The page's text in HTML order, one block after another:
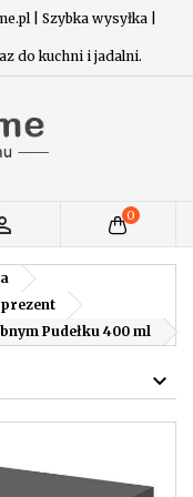
| Szybka wysyłka |
do kuchni i jadalni.
0
Pudełku 400 ml